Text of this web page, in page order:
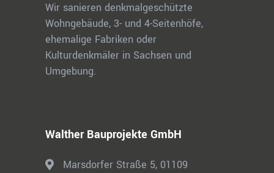
Wir sanieren denkmalgeschützte
Wohngebäude, 3- und 4-Seitenhöfe,
ehemalige Fabriken oder
Kulturdenkmäler in Sachsen und
Umgebung.
Walther Bauprojekte GmbH
Marsdorfer Straße 5, 01109